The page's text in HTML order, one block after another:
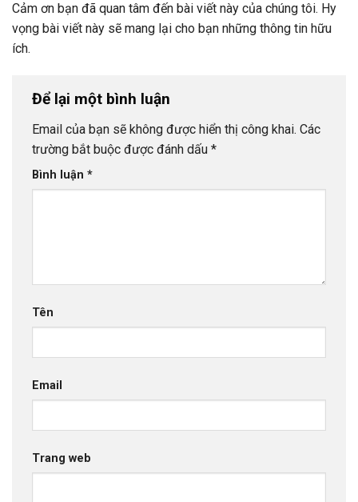
Cảm ơn bạn đã quan tâm đến bài viết này của chúng tôi. Hy
vọng bài viết này sẽ mang lại cho bạn những thông tin hữu
ích.
Để lại một bình luận
Email của bạn sẽ không được hiển thị công khai. Các
trường bắt buộc được đánh dấu *
Bình luận *
Tên
Email
Trang web